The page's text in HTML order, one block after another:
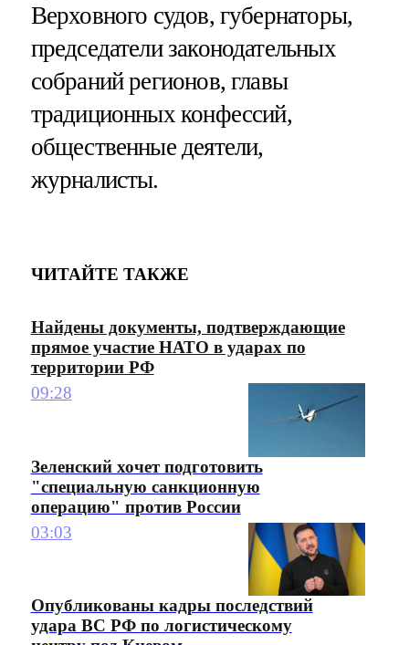
Верховного судов, губернаторы,
председатели законодательных
собраний регионов, главы
традиционных конфессий,
общественные деятели,
журналисты.
ЧИТАЙТЕ ТАКЖЕ
Найдены документы, подтверждающие
прямое участие НАТО в ударах по
территории РФ
09:28
Зеленский хочет подготовить
"специальную санкционную
операцию" против России
03:03
Опубликованы кадры последствий
удара ВС РФ по логистическому